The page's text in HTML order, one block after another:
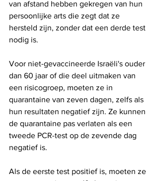
van afstand hebben gekregen van hun
persoonlijke arts die zegt dat ze
hersteld zijn, zonder dat een derde test
nodig is.
Voor niet-gevaccineerde Israëli's ouder
dan 60 jaar of die deel uitmaken van
een risicogroep, moeten ze in
quarantaine van zeven dagen, zelfs als
hun resultaten negatief zijn. Ze kunnen
de quarantaine pas verlaten als een
tweede PCR-test op de zevende dag
negatief is.
Als de eerste test positief is, moeten ze